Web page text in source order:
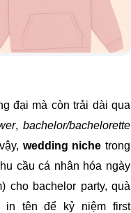
đại mà còn trải dài qua
,bachelor/bachelorette
wedding niche trong
cầu cá nhân hóa ngày
cho bachelor party, quà
in tên để kỷ niệm first